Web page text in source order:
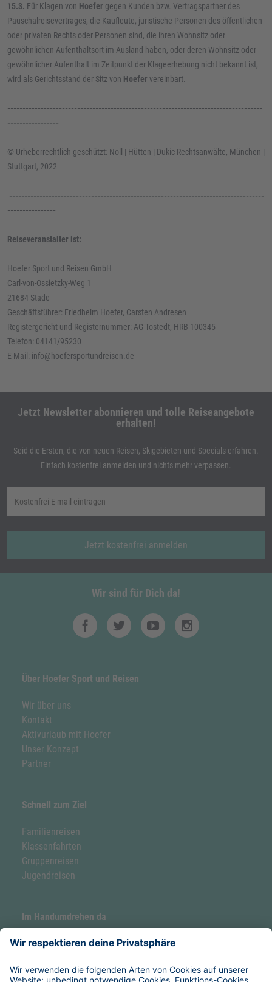
15.3. Für Klagen von Hoefer gegen Kunden bzw. Vertragspartner des
Pauschalreisevertrages, die Kaufleute, juristische Personen des öffentlichen
oder privaten Rechts oder Personen sind, die ihren Wohnsitz oder
gewöhnlichen Aufenthaltsort im Ausland haben, oder deren Wohnsitz oder
gewöhnlicher Aufenthalt im Zeitpunkt der Klageerhebung nicht bekannt ist,
wird als Gerichtsstand der Sitz von Hoefer vereinbart.
------------------------------------------------------------------------------------
-----------------
© Urheberrechtlich geschützt: Noll | Hütten | Dukic Rechtsanwälte, München |
Stuttgart, 2022
------------------------------------------------------------------------------------
----------------
Reiseveranstalter ist:
Hoefer Sport und Reisen GmbH
Carl-von-Ossietzky-Weg 1
21684 Stade
Geschäftsführer: Friedhelm Hoefer, Carsten Andresen
Registergericht und Registernummer: AG Tostedt, HRB 100345
Telefon: 04141/95230
E-Mail: info@hoefersportundreisen.de
Jetzt Newsletter abonnieren und tolle Reiseangebote
erhalten!
Seid die Ersten, die von neuen Reisen, Skigebieten und Specials erfahren.
Einfach kostenfrei anmelden und nichts mehr verpassen.
Jetzt kostenfrei anmelden
Wir sind für Dich da!
Über Hoefer Sport und Reisen
Wir über uns
Kontakt
Aktivurlaub mit Hoefer
Unser Konzept
Partner
Schnell zum Ziel
Familienreisen
Klassenfahrten
Gruppenreisen
Jugendreisen
Im Handumdrehen da
Forellenhof by Hoefer